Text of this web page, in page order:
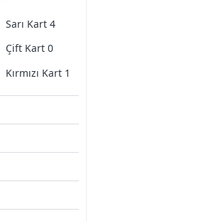
Sarı Kart 4
Çift Kart 0
Kırmızı Kart 1